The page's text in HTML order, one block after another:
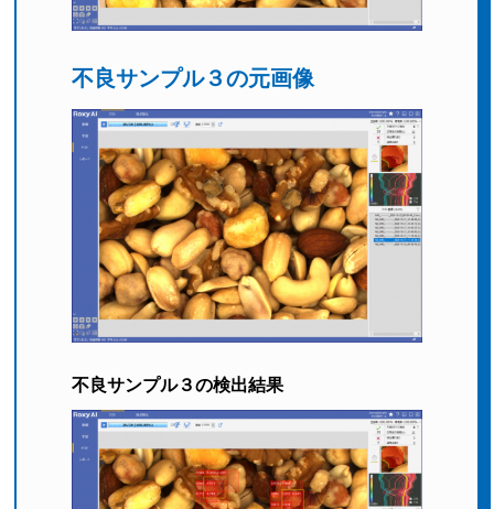
不良サンプル３の元画像
不良サンプル３の検出結果